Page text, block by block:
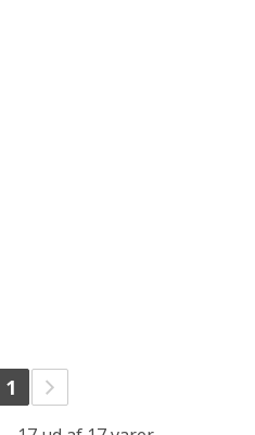
1